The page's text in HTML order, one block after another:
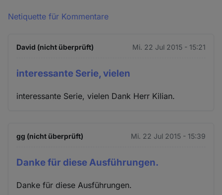
Netiquette für Kommentare
David (nicht überprüft) Mi. 22 Jul 2015 - 15:21
interessante Serie, vielen
interessante Serie, vielen Dank Herr Kilian.
gg (nicht überprüft) Mi. 22 Jul 2015 - 15:39
Danke für diese Ausführungen.
Danke für diese Ausführungen.